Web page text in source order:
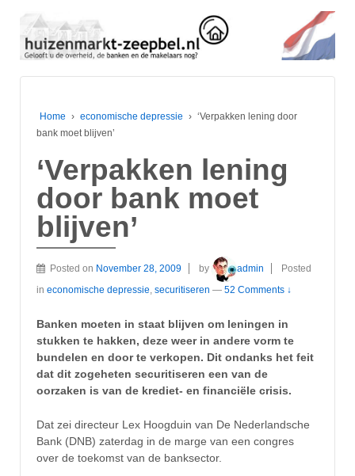
Home › economische depressie › ‘Verpakken lening door
bank moet blijven’
‘Verpakken lening
door bank moet
blijven’
Posted on November 28, 2009 by admin
Posted
in economische depressie securitiseren — 52 Comments ↓
Banken moeten in staat blijven om leningen in
stukken te hakken, deze weer in andere vorm te
bundelen en door te verkopen. Dit ondanks het feit
dat dit zogeheten securitiseren een van de
oorzaken is van de krediet- en financiële crisis.
Dat zei directeur Lex Hoogduin van De Nederlandsche
Bank (DNB) zaterdag in de marge van een congres
over de toekomst van de banksector.